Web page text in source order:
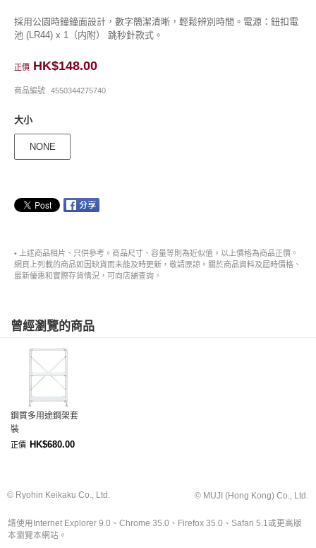
採用公園時鐘鐘面設計，數字簡潔清晰，輕鬆辨別時間。電源：鈕扣電
池 (LR44) x 1（内附） 跳秒針款式。
正價 HK$148.00
商品編號 4550344275740
大小
NONE
• 上述商品相片、只供參考。商品尺寸、容量等則為近似值。以上價格為商品正價。
網頁上列載的商品如因缺貨而未能及時更新，敬請原諒。關於商品資料及屆時價格、
最新優惠和實際存貨情況，可向店舖查詢。
曾經瀏覽的商品
鋼質多用途鋼架套
裝
正價 HK$680.00
© Ryohin Keikaku Co., Ltd. © MUJI (Hong Kong) Co., Ltd.
請使用Internet Explorer 9.0、Chrome 35.0、Firefox 35.0、Safari 5.1或更高版
本瀏覽本網站。